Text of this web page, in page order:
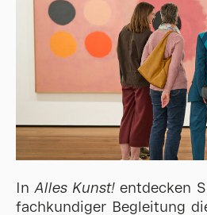
In Alles Kunst! entdecken
fachkundiger Begleitung